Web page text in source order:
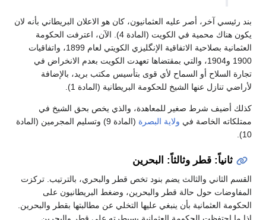
بند رئيسي آخر، أصر عليه العثمانيون، كان هو الاعلان البريطاني بأنه لان
يكون هناك محمية في الكويت (المادة 4). الآن، اعترفت الحكومة
العثمانية بصلاحية الاتفاقية الإنگليزي الكويتي لعام 1899، واتفاقيات
1900 و1904، والتي بمقتضاها تعهدت الكويت بعدم الانخراض في
تجارة السلاح أو السماح لأي قوى بتأسيس مكتب بريد، بالإضافة
لأراضي تنازل عنها الشيخ للحكومة البريطانية (المادة 1).
كذلك أضيف شرط صغير للمعاهدة، والذي يخص بحق الشيخ في
ممتلكاته الخاصة في ولاية البصرة
(المادة 9) وتسليم المجرمين (المادة
10).
ثانياً: قطر وثالثاً: البحرين
القسم الثاني والثالث يضم بنود تخص قطر والبحري، بالترتيب. تركزت
المفاوضات حول حالة قطر والبحرين، وضغط البريطانيون على
الحكومة العثمانية بأن ينبغي عليها التخلي عن مطالبتها بقطر والبحرين.
إذا ما احتفظت الحكومة العثمانية بسيطرته على قطر والبحرين